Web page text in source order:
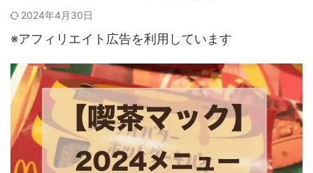
2024年4月30日
※アフィリエイト広告を利用しています